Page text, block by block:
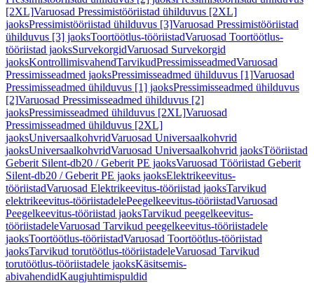
[2XL]Varuosad Pressimistööriistad ühilduvus [2XL]
jaoksPressimistööriistad ühilduvus [3]Varuosad Pressimistööriistad
ühilduvus [3] jaoksToortöötlus-tööriistadVaruosad Toortöötlus-
tööriistad jaoksSurvekorgidVaruosad Survekorgid
jaoksKontrollimisvahendTarvikudPressimisseadmedVaruosad
Pressimisseadmed jaoksPressimisseadmed ühilduvus [1]Varuosad
Pressimisseadmed ühilduvus [1] jaoksPressimisseadmed ühilduvus
[2]Varuosad Pressimisseadmed ühilduvus [2]
jaoksPressimisseadmed ühilduvus [2XL]Varuosad
Pressimisseadmed ühilduvus [2XL]
jaoksUniversaalkohvridVaruosad Universaalkohvrid
jaoksUniversaalkohvridVaruosad Universaalkohvrid jaoksTööriistad
Geberit Silent-db20 / Geberit PE jaoksVaruosad Tööriistad Geberit
Silent-db20 / Geberit PE jaoks jaoksElektrikeevitus-
tööriistadVaruosad Elektrikeevitus-tööriistad jaoksTarvikud
elektrikeevitus-tööriistadelePeegelkeevitus-tööriistadVaruosad
Peegelkeevitus-tööriistad jaoksTarvikud peegelkeevitus-
tööriistadeleVaruosad Tarvikud peegelkeevitus-tööriistadele
jaoksToortöötlus-tööriistadVaruosad Toortöötlus-tööriistad
jaoksTarvikud torutöötlus-tööriistadeleVaruosad Tarvikud
torutöötlus-tööriistadele jaoksKäsitsemis-
abivahendidKaugjuhtimispuldid